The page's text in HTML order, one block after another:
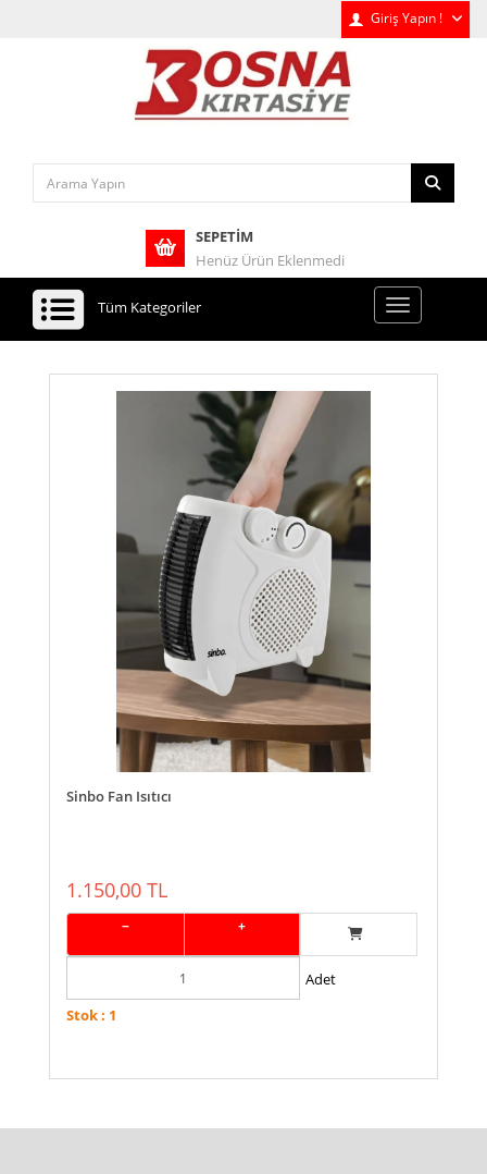
Giriş Yapın !
SEPETIM
Henüz Ürün Eklenmedi
Tüm Kategoriler
Sinbo Fan Isıtıcı
1.150,00 TL
− +
Adet
Stok : 1